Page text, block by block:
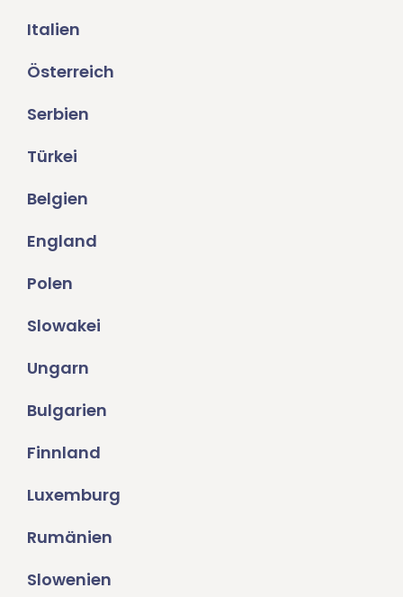
Italien
Österreich
Serbien
Türkei
Belgien
England
Polen
Slowakei
Ungarn
Bulgarien
Finnland
Luxemburg
Rumänien
Slowenien